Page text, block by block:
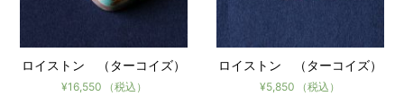
ロイストン （ターコイズ）
¥16,550 （税込）
ロイストン （ターコイズ）
¥5,850 （税込）